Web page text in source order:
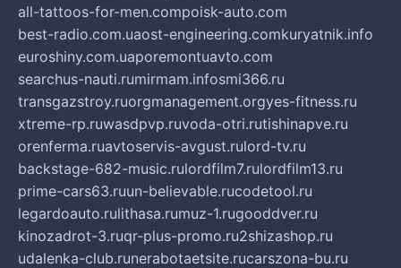
all-tattoos-for-men.compoisk-auto.com
best-radio.com.uaost-engineering.comkuryatnik.info
euroshiny.com.uaporemontuavto.com
searchus-nauti.rumirmam.infosmi366.ru
transgazstroy.ruorgmanagement.orgyes-fitness.ru
xtreme-rp.ruwasdpvp.ruvoda-otri.rutishinapve.ru
orenferma.ruavtoservis-avgust.rulord-tv.ru
backstage-682-music.rulordfilm7.rulordfilm13.ru
prime-cars63.ruun-believable.rucodetool.ru
legardoauto.rulithasa.rumuz-1.rugooddver.ru
kinozadrot-3.ruqr-plus-promo.ru2shizashop.ru
udalenka-club.runerabotaetsite.rucarszona-bu.ru